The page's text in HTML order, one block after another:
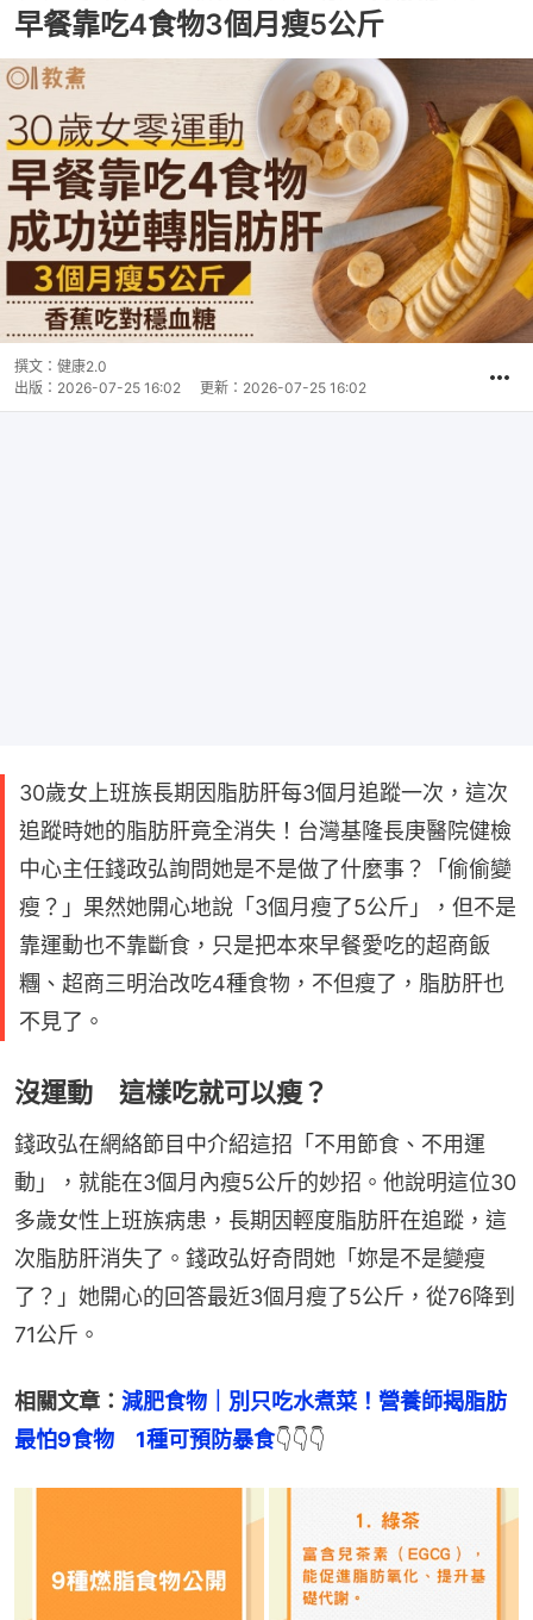
早餐靠吃4食物3個月瘦5公斤
撰文： 健康2.0
出版： 2026-07-25 16:02 更新： 2026-07-25 16:02
30歲女上班族長期因脂肪肝每3個月追蹤一次，這次
追蹤時她的脂肪肝竟全消失！台灣基隆長庚醫院健檢
中心主任錢政弘詢問她是不是做了什麼事？「偷偷變
瘦？」果然她開心地說「3個月瘦了5公斤」，但不是
靠運動也不靠斷食，只是把本來早餐愛吃的超商飯
糰、超商三明治改吃4種食物，不但瘦了，脂肪肝也
不見了。
沒運動 這樣吃就可以瘦？
錢政弘在網絡節目中介紹這招「不用節食、不用運
動」，就能在3個月內瘦5公斤的妙招。他說明這位30
多歲女性上班族病患，長期因輕度脂肪肝在追蹤，這
次脂肪肝消失了。錢政弘好奇問她「妳是不是變瘦
了？」她開心的回答最近3個月瘦了5公斤，從76降到
71公斤。
相關文章： 減肥食物｜別只吃水煮菜！營養師揭脂肪
最怕9食物　1種可預防暴食👇👇👇